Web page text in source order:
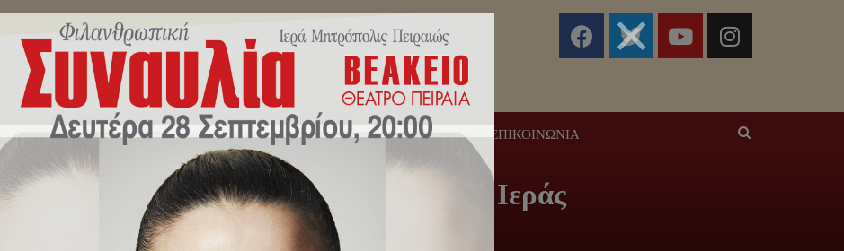
ΜΗΝΎΜΑΤΑ ΣΕΒΑΣΜΙΩΤΆΤΟΥ ΔΕΛΤΊΑ ΤΎΠΟΥ ΕΚΔΗΛΏΣΕΙΣ ΕΠΙΚΟΙΝΩΝΊΑ
από το Γραφείο Νεότητος της Ιεράς